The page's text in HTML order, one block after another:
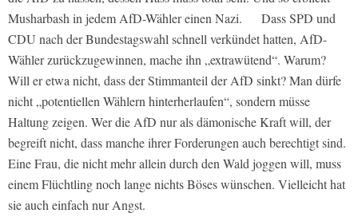
Musharbash in jedem AfD-Wähler einen Nazi. Dass SPD und
CDU nach der Bundestagswahl schnell verkündet hatten, AfD-
Wähler zurückzugewinnen, mache ihn „extrawütend“. Warum?
Will er etwa nicht, dass der Stimmanteil der AfD sinkt? Man dürfe
nicht „potentiellen Wählern hinterherlaufen“, sondern müsse
Haltung zeigen. Wer die AfD nur als dämonische Kraft will, der
begreift nicht, dass manche ihrer Forderungen auch berechtigt sind.
Eine Frau, die nicht mehr allein durch den Wald joggen will, muss
einem Flüchtling noch lange nichts Böses wünschen. Vielleicht hat
sie auch einfach nur Angst.